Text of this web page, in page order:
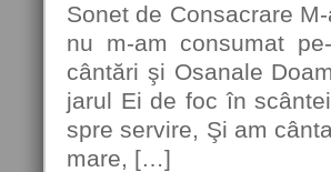
Sonet de Consacrare
nu m-am consumat
cântări şi Osanale
jarul Ei de foc în
spre servire, Şi am
mare, […]